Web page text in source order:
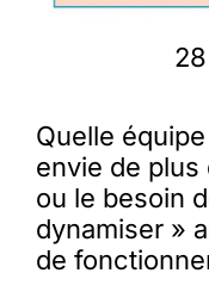
La
Quelle
envie de plus
ou le besoin
dynamiser »
de